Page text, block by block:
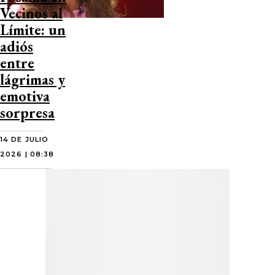
Vecinos al
Límite: un
adiós
entre
lágrimas y
emotiva
sorpresa
14 DE JULIO
2026 | 08:38